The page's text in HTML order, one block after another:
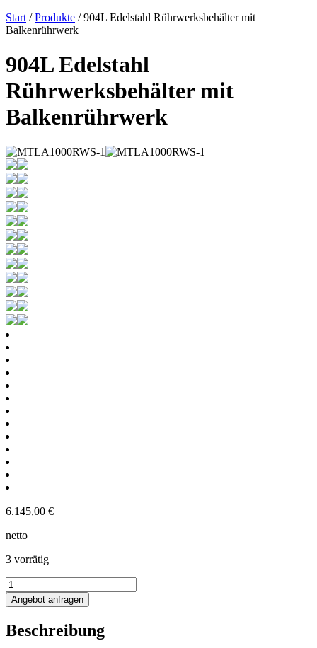
Start /Produkte / 904L Edelstahl Rührwerksbehälter mit
Balkenrührwerk
904L Edelstahl
Rührwerksbehälter mit
Balkenrührwerk
6.145,00 €
netto
3 vorrätig
904L
Edelstahl
Rührwerksbehälter
Balkenrührwerk
Angebot anfragen
Beschreibung